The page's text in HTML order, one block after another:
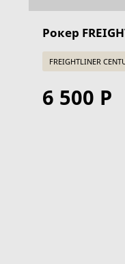
Рокер
FREIGHTLINER
6 500 Р